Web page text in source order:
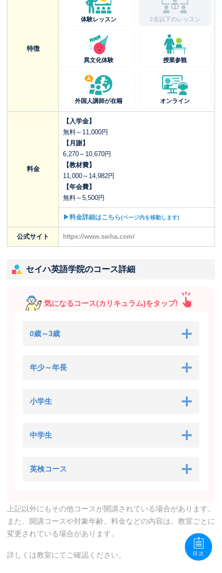
特徴
体験レッスン 2名以下のレッスン
異文化体験 授業参観
外国人講師が在籍 オンライン
料金
【入学金】
無料～11,000円
【月謝】
6,270～10,670円
【教材費】
11,000～14,982円
【年会費】
無料～5,500円
▶料金詳細はこちら(ページ内を移動します)
公式サイト https://www.seiha.com/
セイハ英語学院のコース詳細
気になるコース(カリキュラム)をタップ!
0歳～3歳
年少～年長
小学生
中学生
英検コース
上記以外にもその他コースが開講されている場合があります。
また、開講コースや対象年齢、料金などの内容は、教室ごとに
変更されている場合があります。
詳しくは教室にてご確認ください。 目次